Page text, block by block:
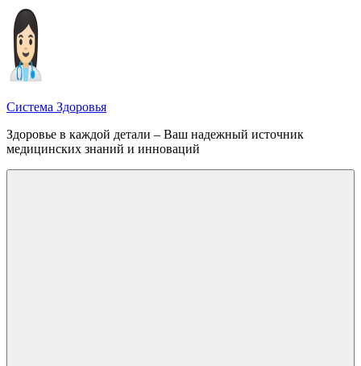
Перейти
содержимому
Система Здоровья
Здоровье в каждой детали – Ваш надежный источник
медицинских знаний и инноваций